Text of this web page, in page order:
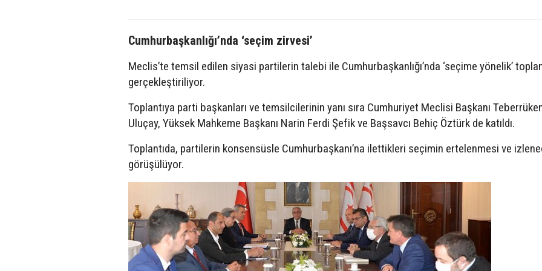
Cumhurbaşkanlığı’nda ‘seçim zirvesi’
Meclis’te temsil edilen siyasi partilerin talebi ile Cumhurbaşkanlığı’nda ‘seçime yönelik’
gerçekleştiriliyor.
Toplantıya parti başkanları ve temsilcilerinin yanı sıra Cumhuriyet Meclisi Başkanı
Uluçay, Yüksek Mahkeme Başkanı Narin Ferdi Şefik ve Başsavcı Behiç Öztürk de katıldı.
Toplantıda, partilerin konsensüsle Cumhurbaşkanı’na ilettikleri seçimin ertelenmesi ve
görüşülüyor.